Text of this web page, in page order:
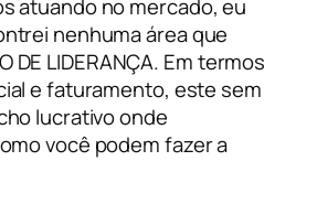
atuando no mercado, eu
nenhuma área que
DE LIDERANÇA. Em termos
e faturamento, este sem
lucrativo onde
você podem fazer a